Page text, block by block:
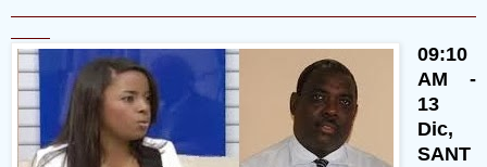
09:10
AM -
13
Dic,
SANT